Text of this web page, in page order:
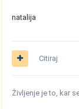
natalija
Citiraj
Življenje je to, kar